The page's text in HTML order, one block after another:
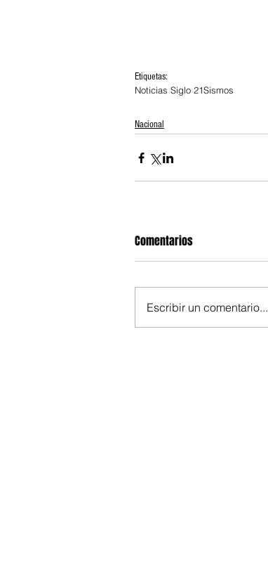
Etiquetas:
Noticias Siglo 21Sismos
Nacional
Comentarios
Escribir un comentario...